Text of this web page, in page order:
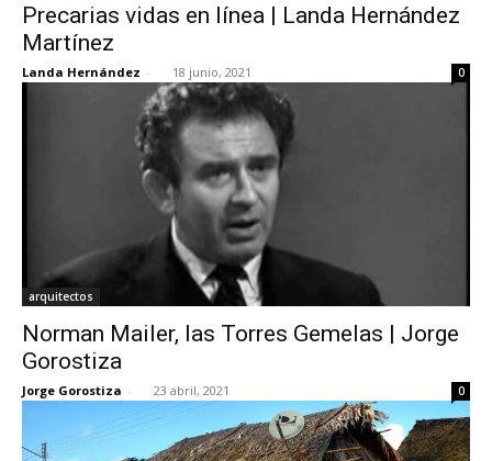
Precarias vidas en línea | Landa Hernández
Martínez
Landa Hernández - 18 junio, 2021 0
arquitectos
Norman Mailer, las Torres Gemelas | Jorge
Gorostiza
Jorge Gorostiza - 23 abril, 2021 0